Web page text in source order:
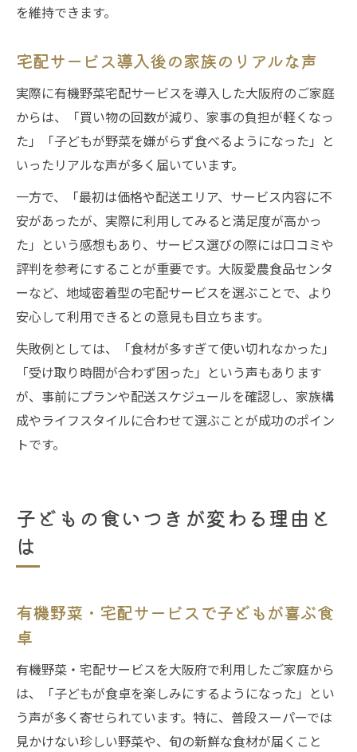
を維持できます。
宅配サービス導入後の家族のリアルな声
実際に有機野菜宅配サービスを導入した大阪府のご家庭
からは、「買い物の回数が減り、家事の負担が軽くなっ
た」「子どもが野菜を嫌がらず食べるようになった」と
いったリアルな声が多く届いています。
一方で、「最初は価格や配送エリア、サービス内容に不
安があったが、実際に利用してみると満足度が高かっ
た」という感想もあり、サービス選びの際には口コミや
評判を参考にすることが重要です。大阪愛農食品センタ
ーなど、地域密着型の宅配サービスを選ぶことで、より
安心して利用できるとの意見も目立ちます。
失敗例としては、「食材が多すぎて使い切れなかった」
「受け取り時間が合わず困った」という声もあります
が、事前にプランや配送スケジュールを確認し、家族構
成やライフスタイルに合わせて選ぶことが成功のポイン
トです。
子どもの食いつきが変わる理由と
は
有機野菜・宅配サービスで子どもが喜ぶ食
卓
有機野菜・宅配サービスを大阪府で利用したご家庭から
は、「子どもが食卓を楽しみにするようになった」とい
う声が多く寄せられています。特に、普段スーパーでは
見かけない珍しい野菜や、旬の新鮮な食材が届くこと